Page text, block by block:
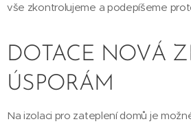
vše zkontrolujeme a podepíšeme
DOTACE NOVÁ
ÚSPORÁM
Na izolaci pro zateplení domů je